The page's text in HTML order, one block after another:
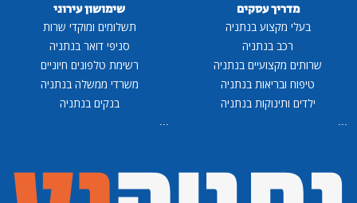
מדריך עסקים
בעלי מקצוע בנתניה
רכב בנתניה
שרותים מקצועיים בנתניה
טיפוח ובריאות בנתניה
ילדים ותינוקות בנתניה
...
שימושון עירוני
תשלומים ומוקדי שרות
סניפי דואר בנתניה
רשימת טלפונים חיוניים
משרדי ממשלה בנתניה
בנקים בנתניה
...